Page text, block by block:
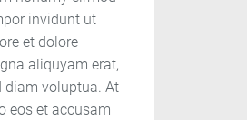
invidunt ut
et dolore
aliquyam erat,
diam voluptua. At
eos et accusam